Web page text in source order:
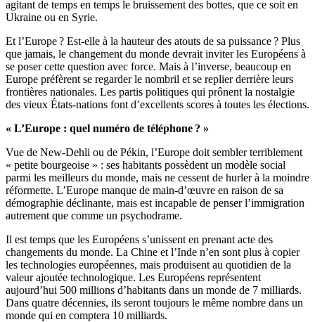
agitant de temps en temps le bruissement des bottes, que ce soit en
Ukraine ou en Syrie.
Et l’Europe ? Est-elle à la hauteur des atouts de sa puissance ? Plus
que jamais, le changement du monde devrait inviter les Européens à
se poser cette question avec force. Mais à l’inverse, beaucoup en
Europe préfèrent se regarder le nombril et se replier derrière leurs
frontières nationales. Les partis politiques qui prônent la nostalgie
des vieux États-nations font d’excellents scores à toutes les élections.
« L’Europe : quel numéro de téléphone ? »
Vue de New-Dehli ou de Pékin, l’Europe doit sembler terriblement
« petite bourgeoise » : ses habitants possèdent un modèle social
parmi les meilleurs du monde, mais ne cessent de hurler à la moindre
réformette. L’Europe manque de main-d’œuvre en raison de sa
démographie déclinante, mais est incapable de penser l’immigration
autrement que comme un psychodrame.
Il est temps que les Européens s’unissent en prenant acte des
changements du monde. La Chine et l’Inde n’en sont plus à copier
les technologies européennes, mais produisent au quotidien de la
valeur ajoutée technologique. Les Européens représentent
aujourd’hui 500 millions d’habitants dans un monde de 7 milliards.
Dans quatre décennies, ils seront toujours le même nombre dans un
monde qui en comptera 10 milliards.